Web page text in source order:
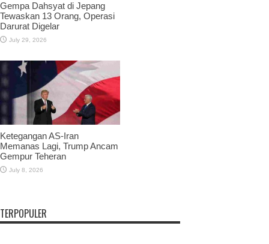
Gempa Dahsyat di Jepang
Tewaskan 13 Orang, Operasi
Darurat Digelar
July 29, 2026
Ketegangan AS-Iran
Memanas Lagi, Trump Ancam
Gempur Teheran
July 8, 2026
TERPOPULER